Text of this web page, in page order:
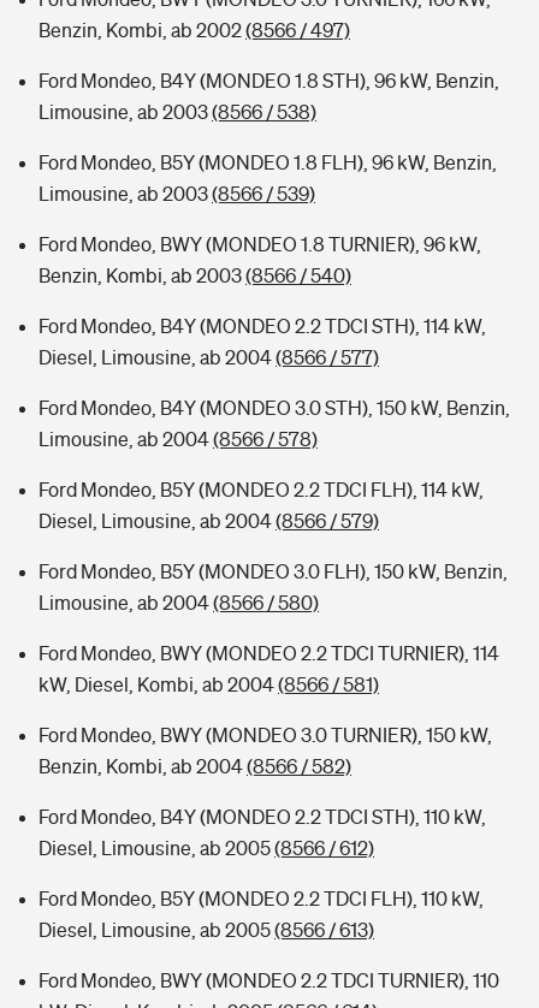
Benzin, Kombi, ab 2002(8566 / 497)
Ford Mondeo, B4Y (MONDEO 1.8 STH), 96 kW, Benzin,
Limousine, ab 2003(8566 / 538)
Ford Mondeo, B5Y (MONDEO 1.8 FLH), 96 kW, Benzin,
Limousine, ab 2003(8566 / 539)
Ford Mondeo, BWY (MONDEO 1.8 TURNIER), 96 kW,
Benzin, Kombi, ab 2003(8566 / 540)
Ford Mondeo, B4Y (MONDEO 2.2 TDCI STH), 114 kW,
Diesel, Limousine, ab 2004(8566 / 577)
Ford Mondeo, B4Y (MONDEO 3.0 STH), 150 kW, Benzin,
Limousine, ab 2004(8566 / 578)
Ford Mondeo, B5Y (MONDEO 2.2 TDCI FLH), 114 kW,
Diesel, Limousine, ab 2004(8566 / 579)
Ford Mondeo, B5Y (MONDEO 3.0 FLH), 150 kW, Benzin,
Limousine, ab 2004(8566 / 580)
Ford Mondeo, BWY (MONDEO 2.2 TDCI TURNIER), 114
kW, Diesel, Kombi, ab 2004(8566 / 581)
Ford Mondeo, BWY (MONDEO 3.0 TURNIER), 150 kW,
Benzin, Kombi, ab 2004(8566 / 582)
Ford Mondeo, B4Y (MONDEO 2.2 TDCI STH), 110 kW,
Diesel, Limousine, ab 2005(8566 / 612)
Ford Mondeo, B5Y (MONDEO 2.2 TDCI FLH), 110 kW,
Diesel, Limousine, ab 2005(8566 / 613)
Ford Mondeo, BWY (MONDEO 2.2 TDCI TURNIER), 110